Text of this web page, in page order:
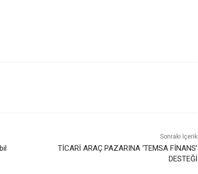
Sonraki İçerik
TİCARİ ARAÇ PAZARINA ‘TEMSA FİNANS’
DESTEĞİ